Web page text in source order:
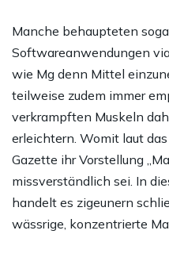
Manche behaupteten
Softwareanwendungen
wie Mg denn Mittel
teilweise zudem immer
verkrampften Muskeln
erleichtern. Womit laut
Gazette ihr Vorstellung
missverständlich sei. In
handelt es zigeunern
wässrige, konzentrierte